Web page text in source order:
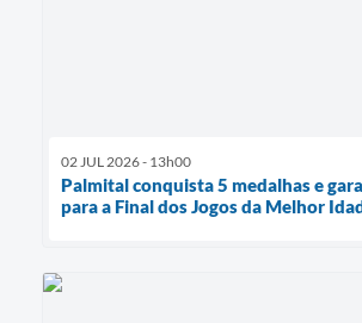
02 JUL 2026 - 13h00
Palmital conquista 5 medalhas e
para a Final dos Jogos da Melhor